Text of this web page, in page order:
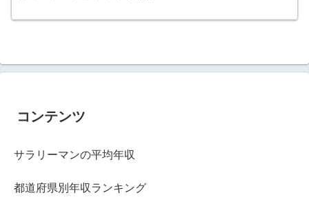
コンテンツ
サラリーマンの平均年収
都道府県別年収ランキング